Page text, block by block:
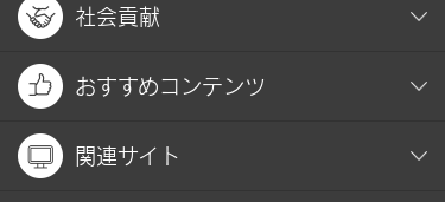
社会貢献
おすすめコンテンツ
関連サイト